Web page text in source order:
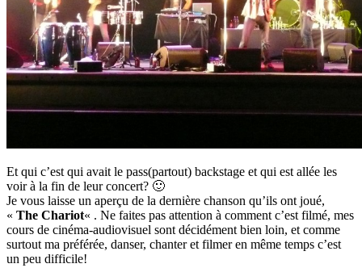
Et qui c’est qui avait le pass(partout) backstage et qui est allée les
voir à la fin de leur concert? 🙂
Je vous laisse un aperçu de la dernière chanson qu’ils ont joué,
« The Chariot« . Ne faites pas attention à comment c’est filmé, mes
cours de cinéma-audiovisuel sont décidément bien loin, et comme
surtout ma préférée, danser, chanter et filmer en même temps c’est
un peu difficile!